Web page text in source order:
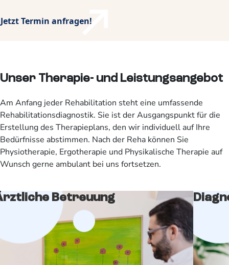
Jetzt Termin anfragen!
Unser Therapie- und Leistungsangebot
Am Anfang jeder Rehabilitation steht eine umfassende
Rehabilitationsdiagnostik. Sie ist der Ausgangspunkt für die
Erstellung des Therapieplans, den wir individuell auf Ihre
Bedürfnisse abstimmen. Nach der Reha können Sie
Physiotherapie, Ergotherapie und Physikalische Therapie auf
Wunsch gerne ambulant bei uns fortsetzen.
Betreuung